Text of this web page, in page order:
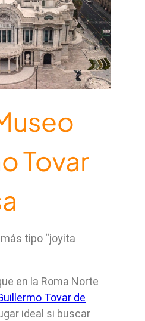
Tovar
tipo “joyita
en la Roma Norte
Tovar de
ideal si buscar